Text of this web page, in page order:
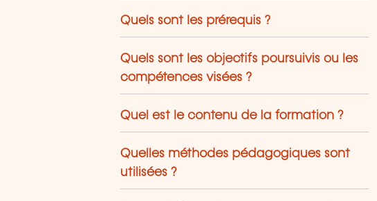
Quels sont les prérequis ?
Quels sont les objectifs poursuivis ou les
compétences visées ?
Quel est le contenu de la formation ?
Quelles méthodes pédagogiques sont
utilisées ?